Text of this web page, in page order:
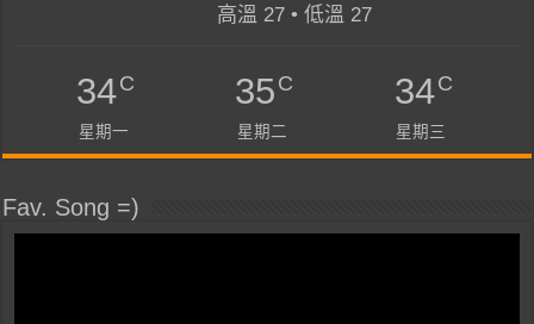
高溫 27 • 低溫 27
34C
星期一
35C
星期二
34C
星期三
Fav. Song =)